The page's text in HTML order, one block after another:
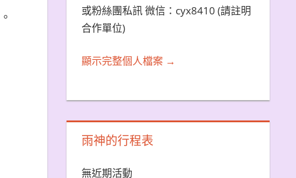
。
或粉絲團私訊 微信：cyx8410 (請註明
合作單位)
顯示完整個人檔案 →
雨神的行程表
無近期活動